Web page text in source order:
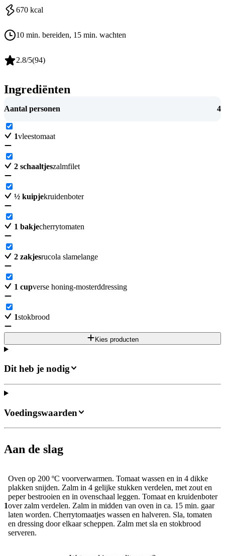
670 kcal
10 min. bereiden, 15 min. wachten
2.8/5(94)
Ingrediënten
Aantal personen 4
1vleestomaat
2 schaaltjeszalmfilet
½ kuipjekruidenboter
1 bakjecherrytomaten
2 zakjesrucola slamelange
1 cupverse honing-mosterddressing
1stokbrood
Kies producten
Dit heb je nodig
Aan de slag
1
Oven op 200 ºC voorverwarmen. Tomaat wassen en in 4 dikke
plakken snijden. Zalm in 4 gelijke stukken verdelen, met zout en
peper bestrooien en in ovenschaal leggen. Tomaat en kruidenboter
over zalm verdelen. Zalm in midden van oven in ca. 15 min. gaar
laten worden. Cherrytomaatjes wassen en halveren. Sla, tomaten
en dressing door elkaar scheppen. Zalm met sla en stokbrood
serveren.
Voedingswaarden